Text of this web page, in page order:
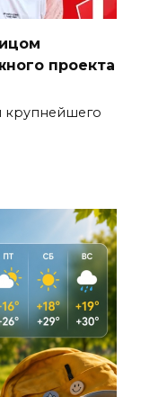
проекта
крупнейшего